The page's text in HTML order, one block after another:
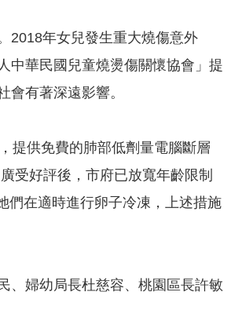
2018年女兒發生重大燒傷意外
中華民國兒童燒燙傷關懷協會」提
有著深遠影響。
提供免費的肺部低劑量電腦斷層
受好評後，市府已放寬年齡限制
們在適時進行卵子冷凍，上述措施
、婦幼局長杜慈容、桃園區長許敏